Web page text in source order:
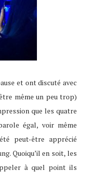
et ont discuté avec
même un peu trop)
que les quatre
égal, voir même
peut-être apprécié
Quoiqu’il en soit, les
à quel point ils